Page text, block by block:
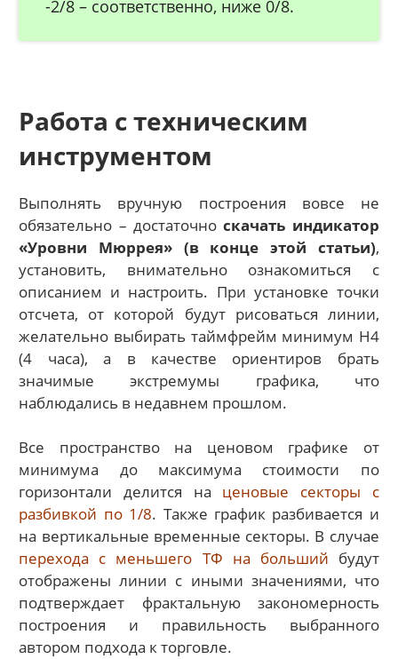
-2/8 – соответственно, ниже 0/8.
Работа с техническим
инструментом
Выполнять вручную построения вовсе не
обязательно – достаточноскачать индикатор
«Уровни Мюррея» (в конце этой статьи),
установить, внимательно ознакомиться с
описанием и настроить. При установке точки
отсчета, от которой будут рисоваться линии,
желательно выбирать таймфрейм минимум Н4
(4 часа), а в качестве ориентиров брать
значимые экстремумы графика, что
наблюдались в недавнем прошлом.
Все пространство на ценовом графике от
минимума до максимума стоимости по
горизонтали делится на ценовые секторы с
разбивкой по 1/8. Также график разбивается и
на вертикальные временные секторы. В случае
перехода с меньшего ТФ на больший будут
отображены линии с иными значениями, что
подтверждает фрактальную закономерность
построения и правильность выбранного
автором подхода к торговле.